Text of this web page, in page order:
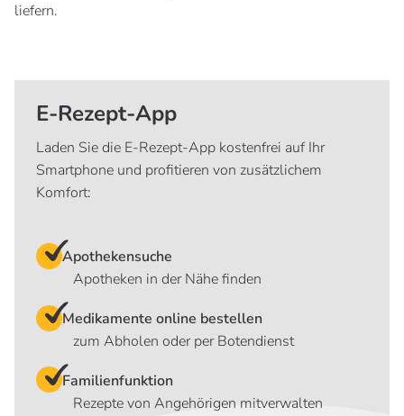
liefern.
E-Rezept-App
Laden Sie die E-Rezept-App kostenfrei auf Ihr
Smartphone und profitieren von zusätzlichem
Komfort:
Apothekensuche
Apotheken in der Nähe finden
Medikamente online bestellen
zum Abholen oder per Botendienst
Familienfunktion
Rezepte von Angehörigen mitverwalten